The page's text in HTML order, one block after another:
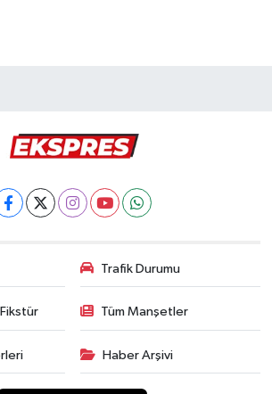
Trafik Durumu
Tüm Manşetler
Haber Arşivi